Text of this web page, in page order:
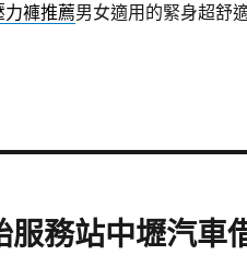
力褲推薦男女適用的緊身超舒
服務站中壢汽車